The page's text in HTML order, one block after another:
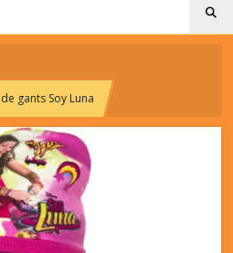
gants Soy Luna